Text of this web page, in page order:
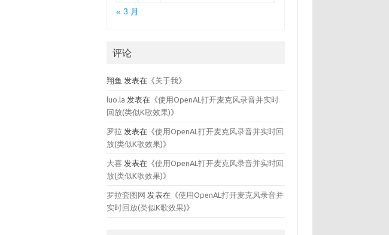
« 3 月
评论
翔鱼 发表在《关于我》
luo.la 发表在《使用OpenAL打开麦克风录音并实时
回放(类似K歌效果)》
罗拉 发表在《使用OpenAL打开麦克风录音并实时回
放(类似K歌效果)》
大喜 发表在《使用OpenAL打开麦克风录音并实时回
放(类似K歌效果)》
罗拉套图网 发表在《使用OpenAL打开麦克风录音并
实时回放(类似K歌效果)》